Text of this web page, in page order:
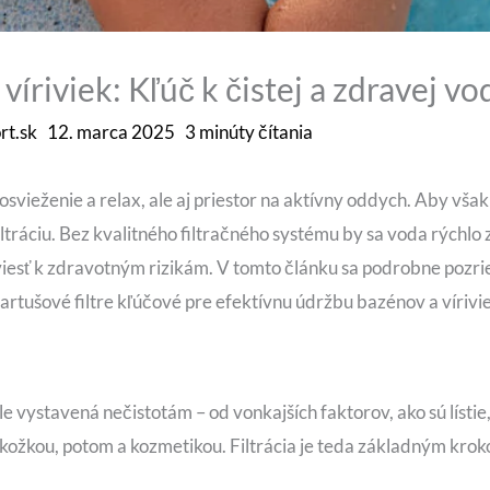
Kľúč k čistej a zdravej
12. marca 2025 3 minúty čítania
a relax, ale aj priestor na aktívny oddych. Aby
Bez kvalitného filtračného systému by sa voda rýchlo
k zdravotným rizikám. V tomto článku sa podrobne
filtre kľúčové pre efektívnu údržbu bazénov a
vystavená nečistotám – od vonkajších faktorov, ako sú
potom a kozmetikou. Filtrácia je teda základným